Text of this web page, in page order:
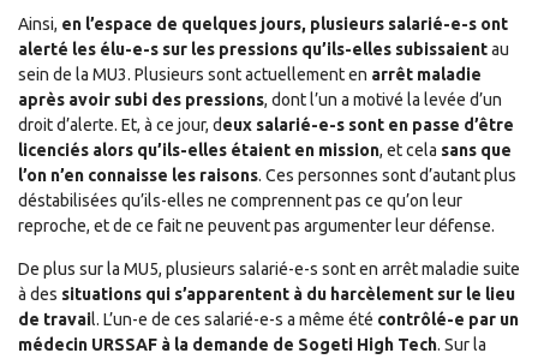
Ainsi, en l’espace de quelques jours, plusieurs salarié-e-s ont
alerté les élu-e-s sur les pressions qu’ils-elles subissaientau
sein de la MU3. Plusieurs sont actuellement en arrêt maladie
après avoir subi des pressions, dont l’un a motivé la levée d’un
droit d’alerte. Et, à ce jour, deux salarié-e-s sont en passe d’être
licenciés alors qu’ils-elles étaient en mission, et cela sans que
l’on n’en connaisse les raisons. Ces personnes sont d’autant plus
déstabilisées qu’ils-elles ne comprennent pas ce qu’on leur
reproche, et de ce fait ne peuvent pas argumenter leur défense.
De plus sur la MU5, plusieurs salarié-e-s sont en arrêt maladie suite
à des situations qui s’apparentent à du harcèlement sur le lieu
de travail. L’un-e de ces salarié-e-s a même été contrôlé-e par un
médecin URSSAF à la demande de Sogeti High Tech. Sur la